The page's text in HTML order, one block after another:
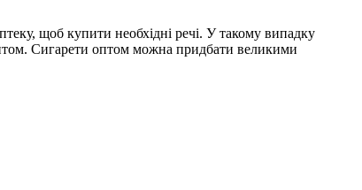
щоб купити необхідні речі. У такому випадку
Сигарети оптом можна придбати великими